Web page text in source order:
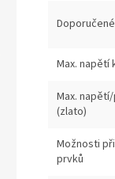
Max.
Max.
(zlato)
Možnosti
prvků